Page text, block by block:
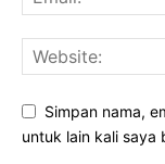
Simpan nama,
untuk lain kali saya